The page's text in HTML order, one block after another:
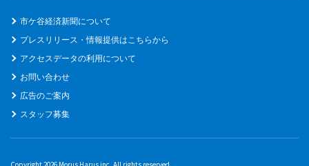
市ケ谷経済新聞について
プレスリリース・情報提供はこちらから
アクセスデータの利用について
お問い合わせ
広告のご案内
スタッフ募集